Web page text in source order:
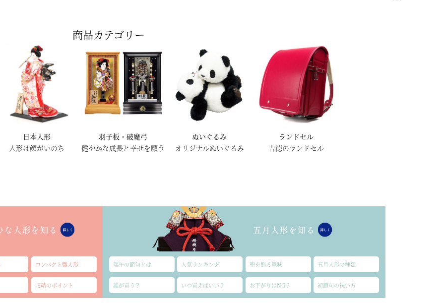
商品カテゴリー
日本人形
人形は顔がいのち
羽子板・破魔弓
健やかな成長と幸せを願う
ぬいぐるみ
オリジナルぬいぐるみ
ランドセル
吉德のランドセル
コンパクト雛人形
収納のポイント
端午の節句とは 人気ランキング 兜を飾る意味 五月人形の種類
誰が買う？ いつ買えばいい？ お下がりはNG？ 初節句の祝い方